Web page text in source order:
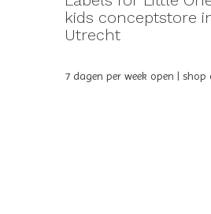
kids conceptstore
Utrecht
7 dagen per week open | shop